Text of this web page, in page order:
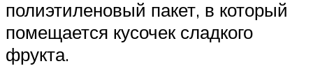
полиэтиленовый пакет, в который
помещается кусочек сладкого
фрукта.